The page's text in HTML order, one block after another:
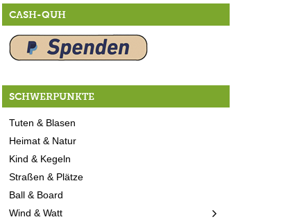
CASH-QUH
SCHWERPUNKTE
Tuten & Blasen
Heimat & Natur
Kind & Kegeln
Straßen & Plätze
Ball & Board
Wind & Watt